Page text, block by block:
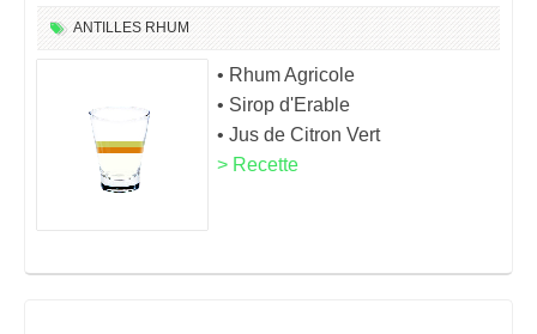
ANTILLES RHUM
• Rhum Agricole
• Sirop d'Erable
• Jus de Citron Vert
> Recette